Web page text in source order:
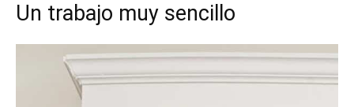
Un trabajo muy sencillo